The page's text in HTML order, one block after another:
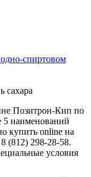
спиртовом
сахара
Позитрон-Кип по
5 наименований
купить online на
(812) 298-28-58.
условия